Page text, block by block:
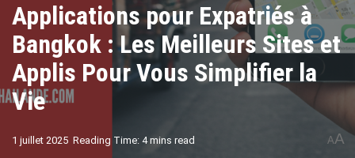
Applications pour Expatriés à
Bangkok : Les Meilleurs Sites et
Applis Pour Vous Simplifier la
Vie
1 juillet 2025 Reading Time: 4 mins read AA